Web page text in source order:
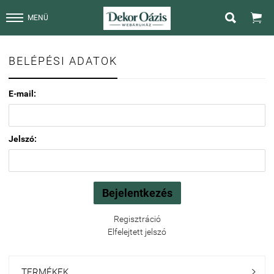
MENÜ  
BELÉPÉSI ADATOK
E-mail:
Jelszó:
Regisztráció
Elfelejtett jelszó
